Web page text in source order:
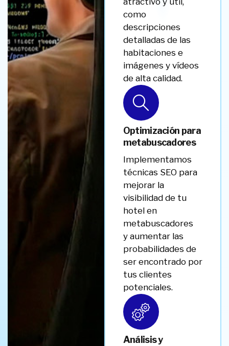
como
descripciones
detalladas de las
habitaciones e
imágenes y vídeos
de alta calidad.
Optimización para
metabuscadores
Implementamos
técnicas SEO para
mejorar la
visibilidad de tu
hotel en
metabuscadores
y aumentar las
probabilidades de
ser encontrado por
tus clientes
potenciales.
Análisis y